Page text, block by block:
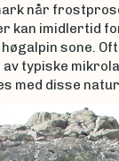
når
kan imidlertid
sone.
av typiske
med disse